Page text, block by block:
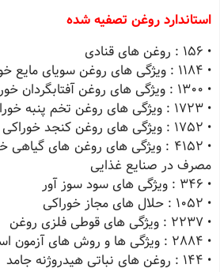
استاندارد روغن تصفیه شده
• 156 : روغن های قنادی
• 1184 : ویژگی های روغن سویای مایع خوراکی
• 1300 : ویژگی های روغن آفتابگردان خوراکی
• 1723 : ویژگی های روغن تخم پنبه خوراکی مایع
• 1752 : ویژگی های روغن کنجد خوراکی مایع
• 4152 : ویژگی های روغن های
مصرف در صنایع غذایی
• 346 : ویژگی های سود سوز آور
• 1052 : حلال های مجاز خوراکی
• 2237 : ویژگی های قوطی فلزی روغن
• 2884 : ویژگی ها و روش های آزمون اسید فسفریک
• 144 : روغن های نباتی هیدروژنه جامد